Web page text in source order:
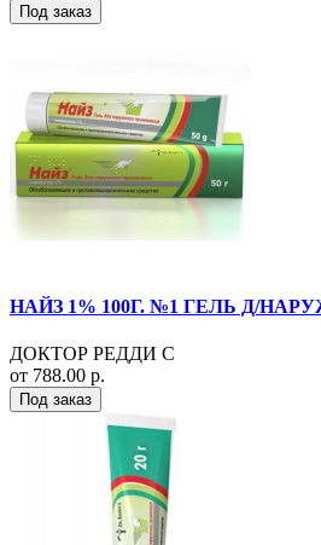
Под заказ
НАЙЗ 1% 100Г. №1 ГЕЛЬ Д/
ДОКТОР РЕДДИ С
от 788.00 р.
Под заказ